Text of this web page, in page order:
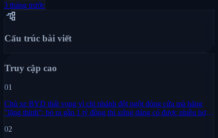
3 tháng trước
account_tree
Cấu trúc bài viết
Truy cập cao
01
Chủ xe BYD thất vọng vì chi nhánh đột ngột đóng cửa mà hãng
"lặng thinh": bỏ ra gần 1 tỷ đồng thì xứng đáng có được nhiều hơn
02